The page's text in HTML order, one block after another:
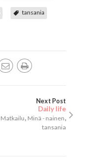
tansania
Next Post
Daily life
Matkailu, Minä - nainen,
tansania